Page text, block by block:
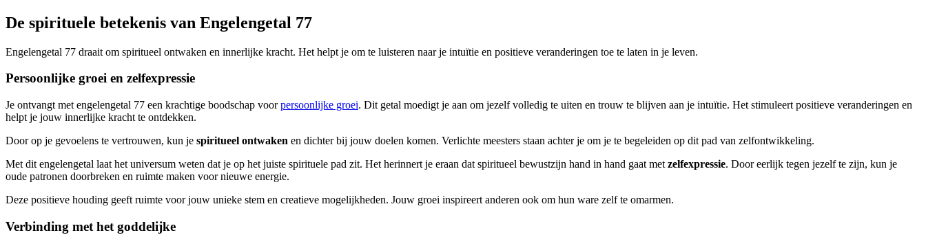
De spirituele betekenis van Engelengetal 77
Engelengetal 77 draait om spiritueel ontwaken en innerlijke kracht. Het helpt je om te luisteren naar je intuïtie en positieve veranderingen toe te laten in je leven.
Persoonlijke groei en zelfexpressie
Je ontvangt met engelengetal 77 een krachtige boodschap voorpersoonlijke groei. Dit getal moedigt je aan om jezelf volledig te uiten en trouw te blijven aan je intuïtie. Het stimuleert positieve veranderingen en
helpt je jouw innerlijke kracht te ontdekken.
Door op je gevoelens te vertrouwen, kun je spiritueel ontwaken en dichter bij jouw doelen komen. Verlichte meesters staan achter je om je te begeleiden op dit pad van zelfontwikkeling.
Met dit engelengetal laat het universum weten dat je op het juiste spirituele pad zit. Het herinnert je eraan dat spiritueel bewustzijn hand in hand gaat met zelfexpressie. Door eerlijk tegen jezelf te zijn, kun je
oude patronen doorbreken en ruimte maken voor nieuwe energie.
Deze positieve houding geeft ruimte voor jouw unieke stem en creatieve mogelijkheden. Jouw groei inspireert anderen ook om hun ware zelf te omarmen.
Verbinding met het goddelijke